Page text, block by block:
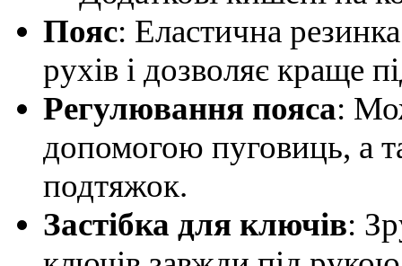
Пояс: Еластична
рухів і дозволяє краще
Регулювання пояса:
допомогою пуговиць, а
подтяжок.
Застібка для ключів: